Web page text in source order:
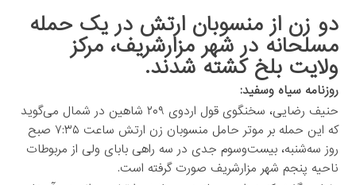
دو زن از منسوبان ارتش در یک حمله
مسلحانه در شهر مزارشریف، مرکز
ولایت بلخ کشته شدند.
روزنامه سیاه وسفید:
حنیف رضایی، سخنگوی قول اردوی ۲۰۹ شاهین در شمال می‌گوید
که این حمله بر موتر حامل منسوبان زن ارتش ساعت ۷:۳۵ صبح
روز سه‌شنبه، بیست‌وسوم جدی در سه راهی بابای ولی از مربوطات
ناحیه پنجم شهر مزارشریف صورت گرفته است.